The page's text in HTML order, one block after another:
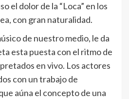
el dolor de la “Loca” en los
con gran naturalidad.
de nuestro medio, le da
esta puesta con el ritmo de
en vivo. Los actores
con un trabajo de
aúna el concepto de una